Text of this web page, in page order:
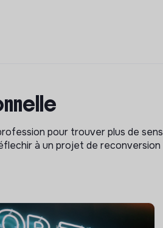
pour trouver plus de sens
à un projet de reconversion